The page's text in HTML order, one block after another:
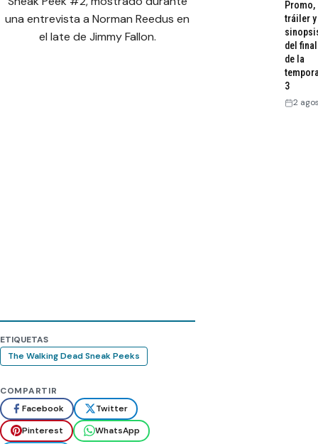
una entrevista a Norman Reedus en
el late de Jimmy Fallon.
ETIQUETAS
The Walking Dead Sneak Peeks
COMPARTIR
Facebook
Twitter
Pinterest
WhatsApp
Promo,
tráiler y
del final
de la
3
2